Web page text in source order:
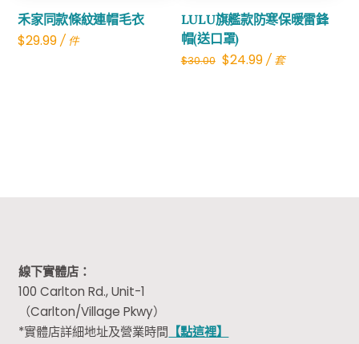
禾家同款條紋連帽毛衣
$29.99 / 件
LULU旗艦款防寒保暖雷鋒
帽(送口罩)
$30.00 Original
$24.99Current
/ 套
線下實體店：
100 Carlton Rd., Unit-1
（Carlton/Village Pkwy）
*實體店詳細地址及營業時間 【點這裡】